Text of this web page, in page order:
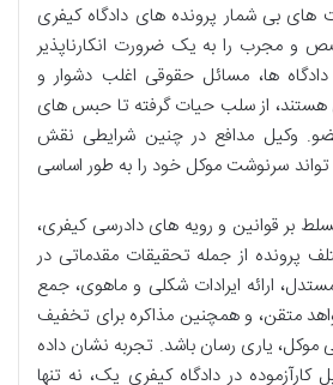
بی شمار پرونده های دادگاه کیفری
مجرب را به یک ضرورت انکارناپذیر
ها، مسائل حقوقی اغلب دشوار و
هستند، از سلب حیات گرفته تا حبس های
وکیل مدافع در چنین شرایطی نقش
سرنوشت موکل خود را به طور اساسی
بر قوانین و رویه های دادرسی کیفری،
پرونده از جمله تحقیقات مقدماتی در
ارائه ایرادات شکلی و ماهوی، جمع
متقن، و همچنین مذاکره برای تخفیف
موکل، یاری رسان باشد. تجربه نشان داده
در دادگاه کیفری یک، نه تنها